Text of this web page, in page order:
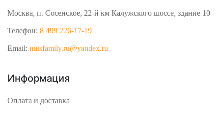
Москва, п. Сосенское, 22-й км Калужского шоссе, здание 10
Телефон: 8 499 226-17-19
Email: nutsfamily.ru@yandex.ru
Информация
Оплата и доставка